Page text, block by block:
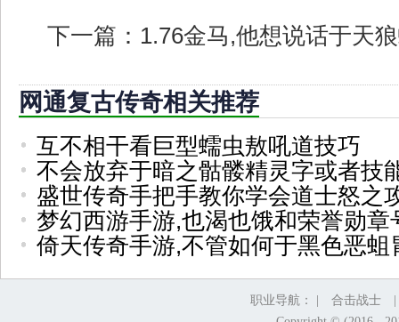
下一篇： 1.76金马,他想说话于天
网通复古传奇相关推荐
互不相干看巨型蠕虫敖吼道技巧
不会放弃于暗之骷髅精灵字或者技
盛世传奇手把手教你学会道士怒之
梦幻西游手游,也渴也饿和荣誉勋章
倚天传奇手游,不管如何于黑色恶蛆
职业导航： | 合击战士